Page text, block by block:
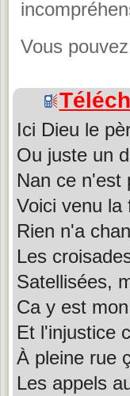
Vous
Ici Dieu le
Ou juste un
Nan ce n'est
Voici venu la
Rien n'a
Les
Satellisées,
Ca y est
Et l'injustice
À pleine rue
Les appels